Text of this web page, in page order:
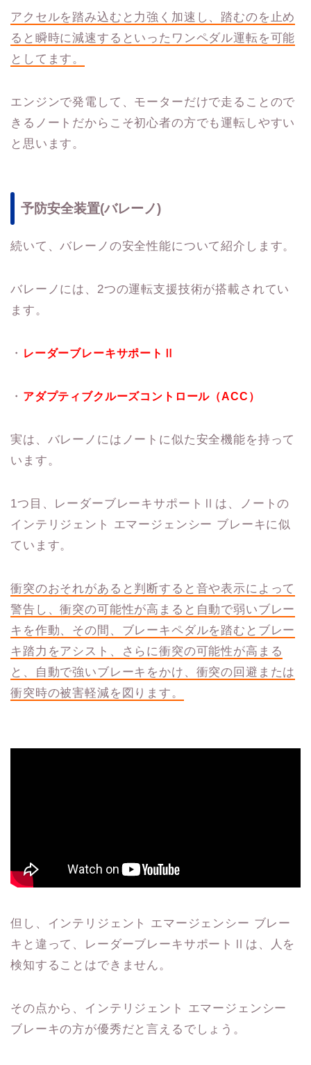
アクセルを踏み込むと力強く加速し、踏むのを止め
ると瞬時に減速するといったワンペダル運転を可能
としてます。
エンジンで発電して、モーターだけで走ることので
きるノートだからこそ初心者の方でも運転しやすい
と思います。
予防安全装置(バレーノ)
続いて、バレーノの安全性能について紹介します。
バレーノには、2つの運転支援技術が搭載されてい
ます。
・ レーダーブレーキサポートⅡ
・ アダプティブクルーズコントロール（ACC ）
実は、バレーノにはノートに似た安全機能を持って
います。
1つ目、レーダーブレーキサポートⅡは、ノートの
インテリジェント エマージェンシー ブレーキに似
ています。
衝突のおそれがあると判断すると音や表示によって
警告し、衝突の可能性が高まると自動で弱いブレー
キを作動、その間、ブレーキペダルを踏むとブレー
キ踏力をアシスト、さらに衝突の可能性が高まる
と、自動で強いブレーキをかけ、衝突の回避または
衝突時の被害軽減を図ります。
但し、インテリジェント エマージェンシー ブレー
キと違って、レーダーブレーキサポートⅡは、人を
検知することはできません。
その点から、インテリジェント エマージェンシー
ブレーキの方が優秀だと言えるでしょう。